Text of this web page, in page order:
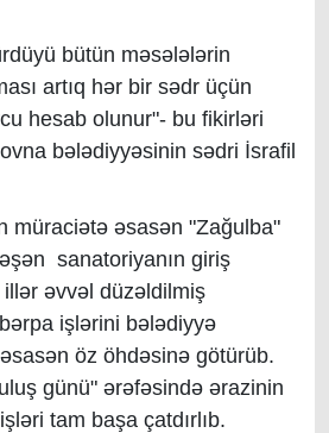
bütün məsələlərin
artıq hər bir sədr üçün
hesab olunur"- bu fikirləri
bələdiyyəsinin sədri İsrafil
müraciətə əsasən "Zağulba"
sanatoriyanın giriş
əvvəl düzəldilmiş
işlərini bələdiyyə
əsasən öz öhdəsinə götürüb.
günü" ərəfəsində ərazinin
tam başa çatdırlıb.